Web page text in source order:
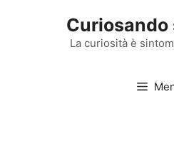
Curiosando
La curiosità è